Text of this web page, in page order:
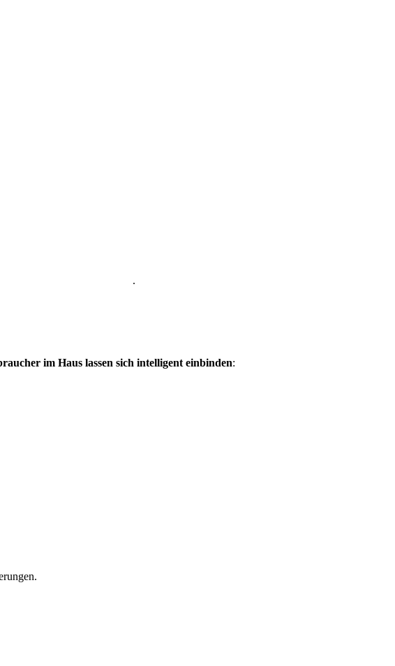
.
im Haus lassen sich intelligent einbinden: